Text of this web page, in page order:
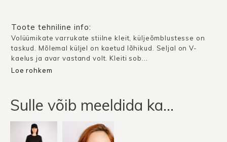
Toote tehniline info:
Volüümikate varrukate stiilne kleit, küljeõmblustesse on
taskud. Mõlemal küljel on kaetud lõhikud. Seljal on V-
kaelus ja avar vastand volt. Kleiti sob...
Loe rohkem
Sulle võib meeldida ka…